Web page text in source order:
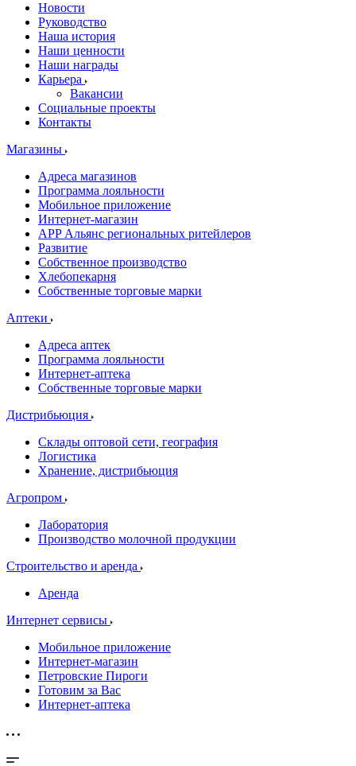
Новости
Руководство
Наша история
Наши ценности
Наши награды
Карьера
Вакансии
Социальные проекты
Контакты
Магазины
Адреса магазинов
Программа лояльности
Мобильное приложение
Интернет-магазин
APP Альянс региональных ритейлеров
Развитие
Собственное производство
Хлебопекарня
Собственные торговые марки
Аптеки
Адреса аптек
Программа лояльности
Интернет-аптека
Собственные торговые марки
Дистрибьюция
Склады оптовой сети, география
Логистика
Хранение, дистрибьюция
Агропром
Лаборатория
Производство молочной продукции
Строительство и аренда
Аренда
Интернет сервисы
Мобильное приложение
Интернет-магазин
Петровские Пироги
Готовим за Вас
Интернет-аптека